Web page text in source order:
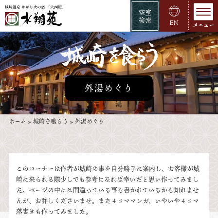
空室
検索
EN
外湯めぐり
ホーム » 城崎を喰らう » 外湯めぐり
このコーナーは作者が城崎の事を自分勝手に案内し、お客様が城
崎に来られる際少しでも参考になれば幸いだと思い作ってみまし
た。ページの中には間違っている事も書かれているかも知れませ
んが、お許しくださいませ。また４コママンガ、いやいや４コマ
落書きも作ってみました。